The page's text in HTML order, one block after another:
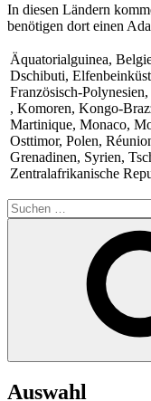
In diesen Ländern
benötigen dort einen
Äquatorialguinea,
Dschibuti,
Französisch-
, Komoren, Kongo-
Martinique, Monaco,
Osttimor, Polen,
Grenadinen, Syrien,
Zentralafrikanische
Suche
nach:
Auswahl